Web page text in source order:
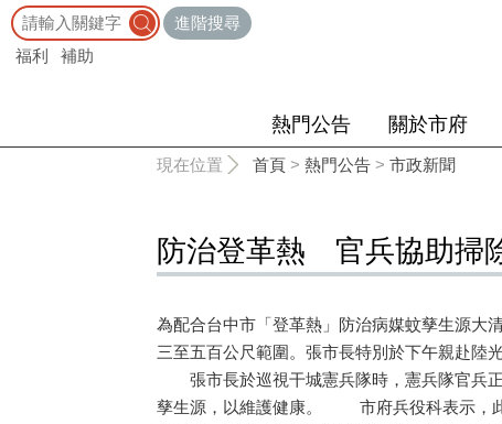
進階搜尋
福利
補助
熱門公告 關於市府
現在位置 首頁 > 熱門公告 > 市政新聞
防治登革熱 官兵協助掃
為配合台中市「登革熱」防治病媒蚊孳生源大
三至五百公尺範圍。張市長特別於下午親赴陸
張市長於巡視干城憲兵隊時，憲兵隊官兵正
孳生源，以維護健康。 市府兵役科表示，此